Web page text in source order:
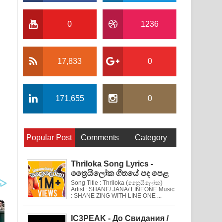
0 1236
17,833 0
171,655 0
Popular Post Comments Category
Thriloka Song Lyrics -
ත්‍රෛයිලෝක ගීතයේ පද පෙළ
Song Title : Thriloka (ත්‍රෛයිලෝක)
Artist : SHANE/ JANA/ LINEONE Music
: SHANE ZING WITH LINE ONE ...
IC3PEAK - До Свидания /